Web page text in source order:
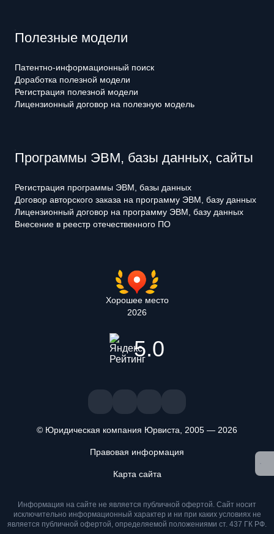
Полезные модели
Патентно-информационный поиск
Доработка полезной модели
Регистрация полезной модели
Лицензионный договор на полезную модель
Программы ЭВМ, базы данных, сайты
Регистрация программы ЭВМ, базы данных
Договор авторского заказа на программу ЭВМ, базу данных
Лицензионный договор на программу ЭВМ, базу данных
Внесение в реестр отечественного ПО
Хорошее место
2026
5.0
© Юридическая компания Юрвиста, 2005 — 2026
Правовая информация
Карта сайта
Информация на сайте не является публичной офертой. Cайт носит
исключительно информационный характер и ни при каких условиях не
является публичной офертой, определяемой положениями ст. 437 ГК РФ.